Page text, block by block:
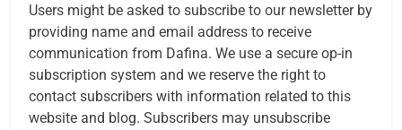
Users might be asked to subscribe to our newsletter by
providing name and email address to receive
communication from Dafina. We use a secure op-in
subscription system and we reserve the right to
contact subscribers with information related to this
website and blog. Subscribers may unsubscribe